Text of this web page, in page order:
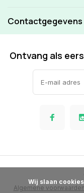
Contactgegevens
Ontvang als
Algemene voorwaarden